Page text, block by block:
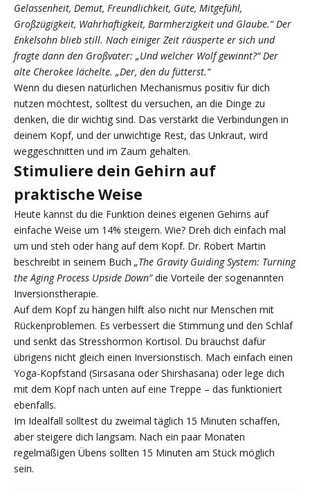
Gelassenheit, Demut, Freundlichkeit, Güte, Mitgefühl,
Großzügigkeit, Wahrhaftigkeit, Barmherzigkeit und Glaube.“ Der
Enkelsohn blieb still. Nach einiger Zeit räusperte er sich und
fragte dann den Großvater: „Und welcher Wolf gewinnt?“ Der
alte Cherokee lächelte. „Der, den du fütterst.“
Wenn du diesen natürlichen Mechanismus positiv für dich
nutzen möchtest, solltest du versuchen, an die Dinge zu
denken, die dir wichtig sind. Das verstärkt die Verbindungen in
deinem Kopf, und der unwichtige Rest, das Unkraut, wird
weggeschnitten und im Zaum gehalten.
Stimuliere dein Gehirn auf
praktische Weise
Heute kannst du die Funktion deines eigenen Gehirns auf
einfache Weise um 14% steigern. Wie? Dreh dich einfach mal
um und steh oder häng auf dem Kopf. Dr. Robert Martin
beschreibt in seinem Buch „The Gravity Guiding System: Turning
the Aging Process Upside Down“die Vorteile der sogenannten
Inversionstherapie.
Auf dem Kopf zu hängen hilft also nicht nur Menschen mit
Rückenproblemen. Es verbessert die Stimmung und den Schlaf
und senkt das Stresshormon Kortisol. Du brauchst dafür
übrigens nicht gleich einen Inversionstisch. Mach einfach einen
Yoga-Kopfstand (Sirsasana oder Shirshasana) oder lege dich
mit dem Kopf nach unten auf eine Treppe – das funktioniert
ebenfalls.
Im Idealfall solltest du zweimal täglich 15 Minuten schaffen,
aber steigere dich langsam. Nach ein paar Monaten
regelmäßigen Übens sollten 15 Minuten am Stück möglich
sein.